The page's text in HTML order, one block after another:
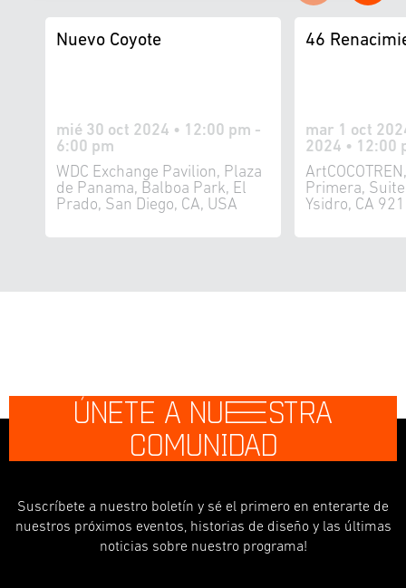
Nuevo Coyote
mié 30 oct 2024 • 12:00 pm -
6:00 pm
WDC Exchange Pavilion, Plaza
de Panama, Balboa Park, El
Prado, San Diego, CA, USA
46
mar 1 oct
2024 • 12:00
Primera,
Ysidro, CA
ÚNETE A NUESTRA
COMUNIDAD
Suscríbete a nuestro boletín y sé el primero en enterarte de
nuestros próximos eventos, historias de diseño y las últimas
noticias sobre nuestro programa!